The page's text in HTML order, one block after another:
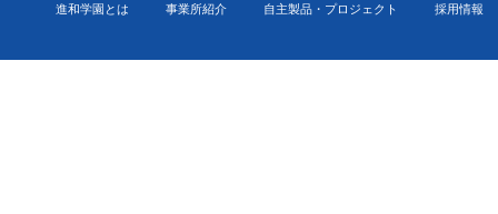
進和学園とは 事業所紹介 自主製品・プロジェクト 採用情報